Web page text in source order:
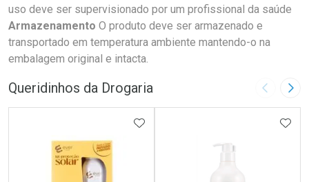
uso deve ser supervisionado por um profissional da saúde
Armazenamento O produto deve ser armazenado e
transportado em temperatura ambiente mantendo-o na
embalagem original e intacta.
Queridinhos da Drogaria Imagem
ADICIONAR AOS FAVORITOS